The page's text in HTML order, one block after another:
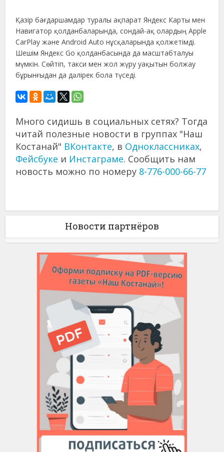
Қазір бағдаршамдар туралы ақпарат Яндекс Карты мен
Навигатор қолданбаларында, сондай-ақ олардың Apple
CarPlay және Android Auto нұсқаларында қолжетімді.
Шешім Яндекс Go қолданбасында да масштабталуы
мүмкін. Сөйтіп, такси мен жол жүру уақытын болжау
бұрынғыдан да дәлірек бола түседі.
Много сидишь в социальных сетях? Тогда
читай полезные новости в группах "Наш
Костанай" ВКонтакте, в Одноклассниках,
Фейсбуке и Инстаграме. Сообщить нам
новость можно по номеру 8-776-000-66-77
Новости партнёров